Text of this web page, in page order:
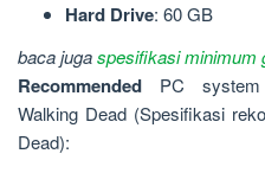
Hard Drive: 60 GB
baca jugaspesifikasi minimum
Recommended PC system
Walking Dead (Spesifikasi
Dead):